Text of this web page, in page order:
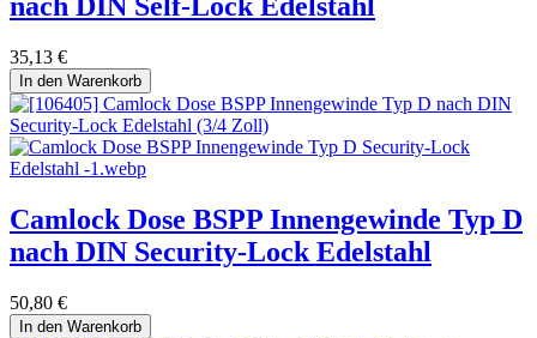
35,13 €
In den Warenkorb
Camlock Dose BSPP Innengewinde Typ D
nach DIN Security-Lock Edelstahl
50,80 €
In den Warenkorb